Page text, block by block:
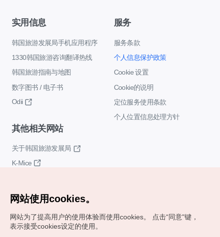
实用信息
韩国旅游发展局手机应用程序
1330韩国旅游咨询翻译热线
韩国旅游指南与地图
数字图书 / 电子书
Odii
服务
服务条款
个人信息保护政策
Cookie 设置
Cookie的说明
定位服务使用条款
个人位置信息处理方针
其他相关网站
关于韩国旅游发展局
K-Mice
网站使用cookies。
网站为了提高用户的使用体验而使用cookies。
点击“同意"键，
表示接受cookies设定的使用。